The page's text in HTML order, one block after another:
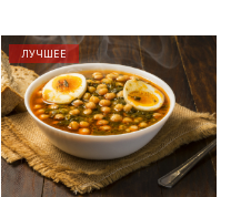
ЛУЧШЕЕ